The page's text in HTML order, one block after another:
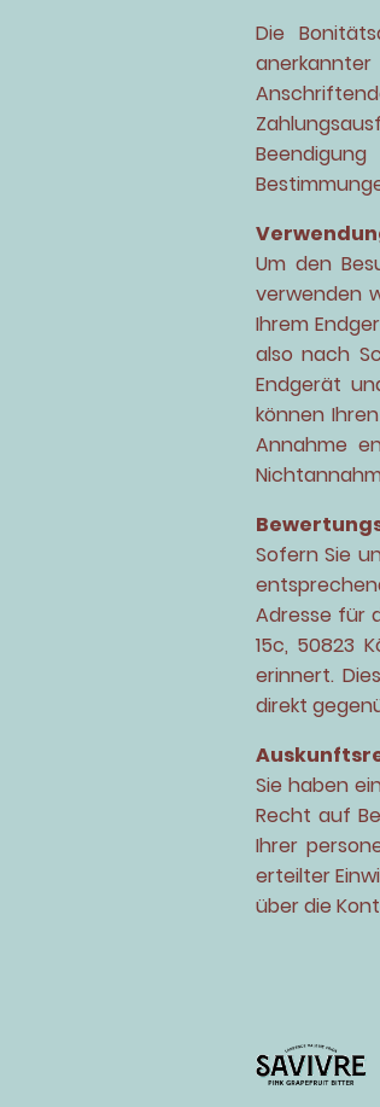
Die
Um den
verwenden
Ihrem
also nach
Endgerät
können
Annahme
Sofern Sie
Adresse für
15c, 50823
erinnert.
direkt
Sie haben
Recht auf
Ihrer
erteilter
über die